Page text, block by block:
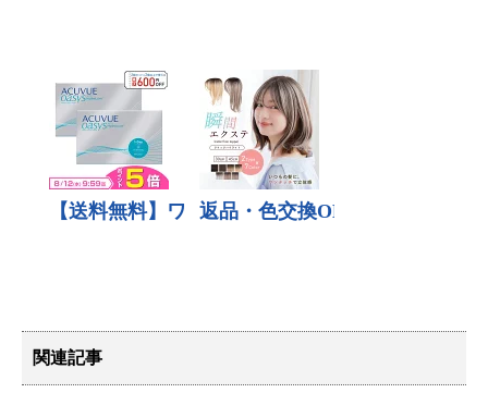
関連記事